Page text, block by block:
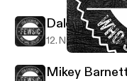
FEWSIC - For
Dale Witwer
12. Nov. 2018 33
Mikey